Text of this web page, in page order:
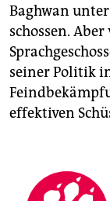
Baghwan
schossen.
seiner Politik
effektiven